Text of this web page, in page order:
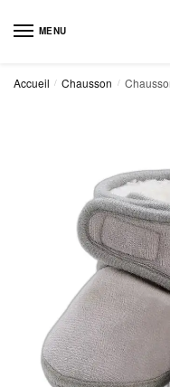
MENU
Accueil / Chausson /